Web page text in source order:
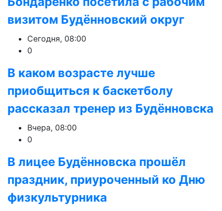
визитом Будённовский округ
Сегодня, 08:00
0
В каком возрасте лучше
приобщиться к баскетболу
рассказал тренер из Будённовска
Вчера, 08:00
0
В лицее Будённовска прошёл
праздник, приуроченный ко Дню
физкультурника